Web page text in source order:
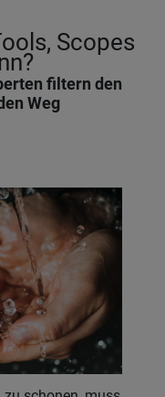
Scopes
filtern den
Weg